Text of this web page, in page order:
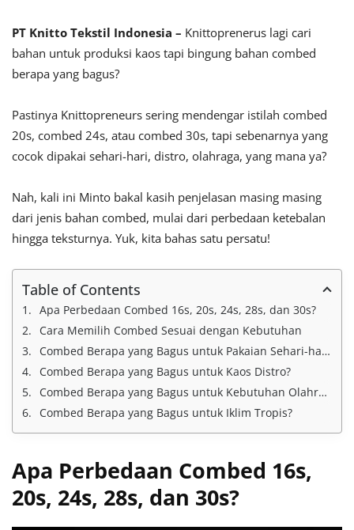
PT Knitto Tekstil Indonesia – Knittoprenerus lagi cari
bahan untuk produksi kaos tapi bingung bahan combed
berapa yang bagus?
Pastinya Knittopreneurs sering mendengar istilah combed
20s, combed 24s, atau combed 30s, tapi sebenarnya yang
cocok dipakai sehari-hari, distro, olahraga, yang mana ya?
Nah, kali ini Minto bakal kasih penjelasan masing masing
dari jenis bahan combed, mulai dari perbedaan ketebalan
hingga teksturnya. Yuk, kita bahas satu persatu!
Table of Contents
Apa Perbedaan Combed 16s, 20s, 24s, 28s, dan 30s?
Cara Memilih Combed Sesuai dengan Kebutuhan
Combed Berapa yang Bagus untuk Pakaian Sehari-hari?
Combed Berapa yang Bagus untuk Kaos Distro?
Combed Berapa yang Bagus untuk Kebutuhan Olahraga?
Combed Berapa yang Bagus untuk Iklim Tropis?
Apa Perbedaan Combed 16s,
20s, 24s, 28s, dan 30s?